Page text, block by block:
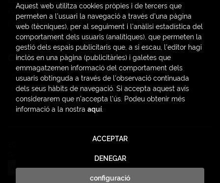
Papereria / material d'oficina
Consum Sostenible
Contacte
C/ Amadeo de Saboya, 4
(+34) 963828968
latendauv@fundacio.es
Formulari de contacte
. Tots els Drets Reservats |
Aquest web utilitza cookies pròpies i de tercers que
permeten a l'usuari la navegació a través d'una pàgina
web (tècniques), per al seguiment i l'anàlisi estadística del
comportament dels usuaris (analítiques), que permeten la
gestió dels espais publicitaris que, a si escau, l'editor hagi
inclòs en una pàgina (publicitàries) i galetes que
emmagatzemen informació del comportament dels
usuaris obtinguda a través de l'observació continuada
dels seus hàbits de navegació. Si accepta aquest avís
considerarem que n'accepta l'ús. Podeu obtenir més
informació a la nostra aquí.
configuració
DENEGAR
ACCEPTAR